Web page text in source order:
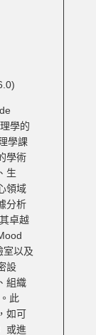
學的
學課
學術
生
領域
分析
卓越
室以及
設
組織
此
如可
或進